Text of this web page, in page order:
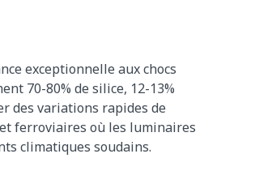
exceptionnelle aux chocs
70-80% de silice, 12-13%
des variations rapides de
ferroviaires où les luminaires
climatiques soudains.